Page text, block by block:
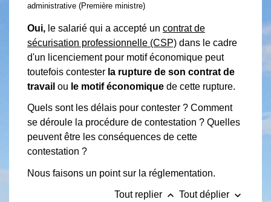
administrative (Première ministre)
Oui, le salarié qui a accepté un contrat de
sécurisation professionnelle (CSP) dans le cadre
d'un licenciement pour motif économique peut
toutefois contester la rupture de son contrat de
travail ou le motif économique de cette rupture.
Quels sont les délais pour contester ? Comment
se déroule la procédure de contestation ? Quelles
peuvent être les conséquences de cette
contestation ?
Nous faisons un point sur la réglementation.
Tout replier keyboard_arrow_up Tout déplier keyboard_arrow_down